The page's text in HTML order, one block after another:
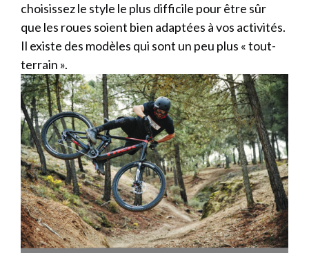
choisissez le style le plus difficile pour être sûr
que les roues soient bien adaptées à vos activités.
Il existe des modèles qui sont un peu plus « tout-
terrain ».